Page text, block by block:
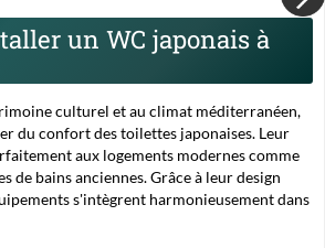
un WC japonais à
culturel et au climat méditerranéen,
du confort des toilettes japonaises. Leur
aux logements modernes comme
de bains anciennes. Grâce à leur design
s'intègrent harmonieusement dans